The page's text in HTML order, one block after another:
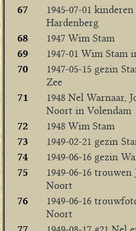
67
1945-07-01
Hardenberg
68
1947 Wim Stam
69
1947-01 Wim Stam
70
1947-05-15 gezin
Zee
71
1948 Nel Warnaar,
Noort in Volendam
72
1948 Wim Stam
73
1949-02-21 gezin
74
1949-06-16 gezin
75
1949-06-16
Noort
76
1949-06-16
Noort